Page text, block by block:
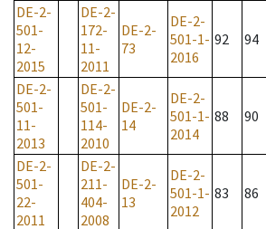
DE-2-
501-
12-
2015
DE-2-
172-
11-
2011
DE-2-
73
DE-2-
501-1-
2016
92 94
DE-2-
501-
11-
2013
DE-2-
501-
114-
2010
DE-2-
14
DE-2-
501-1-
2014
88 90
DE-2-
501-
22-
2011
DE-2-
211-
404-
2008
DE-2-
13
DE-2-
501-1-
2012
83 86